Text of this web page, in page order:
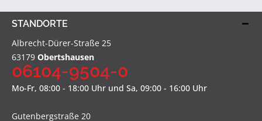
STANDORTE
Albrecht-Dürer-Straße 25
63179 Obertshausen
06104-9504-0
Mo-Fr, 08:00 - 18:00 Uhr und Sa, 09:00 - 16:00 Uhr
Gutenbergstraße 20